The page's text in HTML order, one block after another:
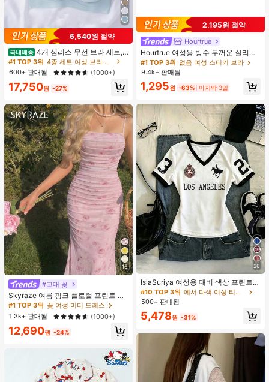
6,540원 절약
국내배송 4개 심리스 무선 브라 세트,
작은 가슴 보정, 초박형 통기성 아이스
실크 섹시 편안한 백리스 란제리 브라,
조절 가능
#1 TOP 3위
4종 세트 여성 브라 & 브랄렛
600+ 판매됨
(1000+)
17,750원 -27%
16
#고대 꽃
Skyraze 여름 핑크 플로럴 프린트 주
름 메쉬 캐미 롱 드레스, 여름 드레스,
봄 옷
#1 TOP 3위 꽃 여성 미디 드레스
1.3k+ 판매됨
(1000+)
12,690원 -24%
2,195원 절약
Hourtrue
Hourtrue 여성용 방수 두꺼운 실리콘
가슴 페탈, 작은 가슴 리프트업 & 푸시
인용, 웨딩 촬영 및 들러리용
#1 TOP 3위 없음 여성 스티키 브라
9.4k+ 판매됨
1,295원 -63% 마지막 3일
26
IslaSuriya 여성용 대비 색상 프린트 V
넥 슬림핏 반팔 티셔츠
#10 TOP 3위
에서 다색 여성 티셔츠
500+ 판매됨
5,478원 -31%